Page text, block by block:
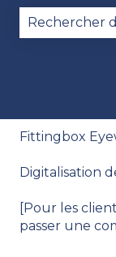
Fittingbox
Digitalisation
[Pour les
passer une